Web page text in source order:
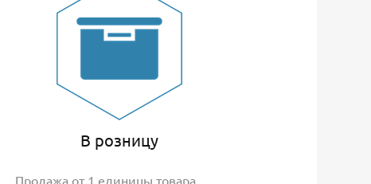
В розницу
Продажа от 1 единицы товара